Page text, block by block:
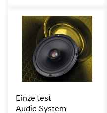
Einzeltest
Audio System